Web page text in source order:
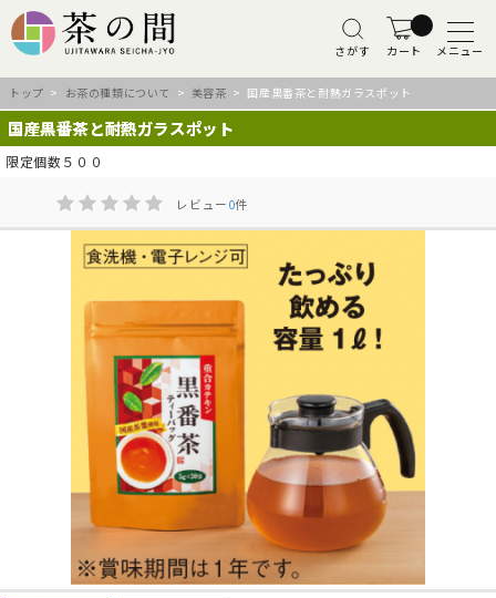
さがす カート メニュー
トップ > お茶の種類について > 美容茶 > 国産黒番茶と耐熱ガラスポット
国産黒番茶と耐熱ガラスポット
限定個数５００
レビュー0件